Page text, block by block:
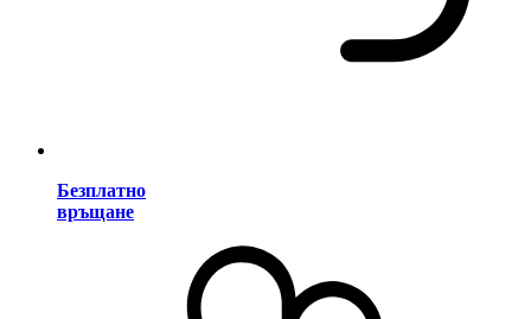
Безплатно
връщане